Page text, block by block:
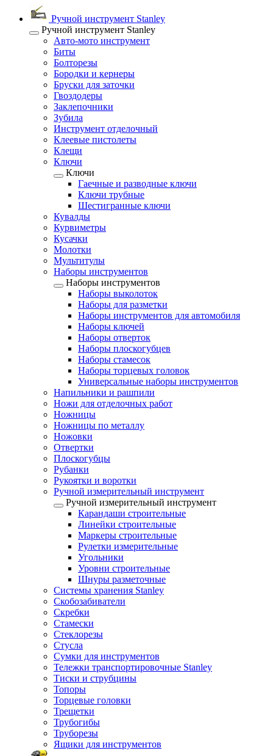
Ручной инструмент Stanley
Ручной инструмент Stanley
Авто-мото инструмент
Биты
Болторезы
Бородки и кернеры
Бруски для заточки
Гвоздодеры
Заклепочники
Зубила
Инструмент отделочный
Клеевые пистолеты
Клещи
Ключи
Ключи
Гаечные и разводные ключи
Ключи трубные
Шестигранные ключи
Кувалды
Курвиметры
Кусачки
Молотки
Мультитулы
Наборы инструментов
Наборы инструментов
Наборы выколоток
Наборы для разметки
Наборы инструментов для автомобиля
Наборы ключей
Наборы отверток
Наборы плоскогубцев
Наборы стамесок
Наборы торцевых головок
Универсальные наборы инструментов
Напильники и рашпили
Ножи для отделочных работ
Ножницы
Ножницы по металлу
Ножовки
Отвертки
Плоскогубцы
Рубанки
Рукоятки и воротки
Ручной измерительный инструмент
Ручной измерительный инструмент
Карандаши строительные
Линейки строительные
Маркеры строительные
Рулетки измерительные
Угольники
Уровни строительные
Шнуры разметочные
Системы хранения Stanley
Скобозабиватели
Скребки
Стамески
Стеклорезы
Стусла
Сумки для инструментов
Тележки транспортировочные Stanley
Тиски и струбцины
Топоры
Торцевые головки
Трещетки
Трубогибы
Труборезы
Ящики для инструментов